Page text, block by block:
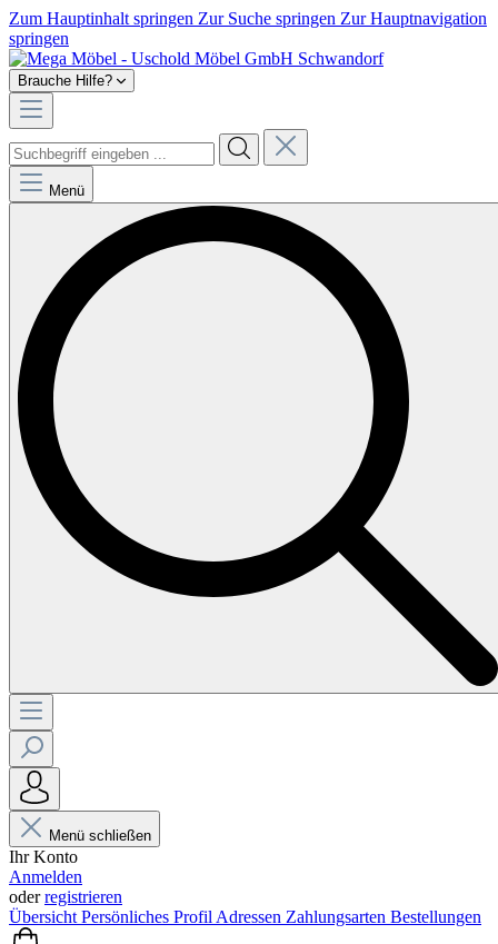
Zum Hauptinhalt springen Zur Suche springen Zur Hauptnavigation
springen
Brauche Hilfe?
Menü
Menü schließen
Ihr Konto
Anmelden
oderregistrieren
Übersicht Persönliches Profil Adressen Zahlungsarten Bestellungen